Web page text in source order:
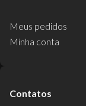
Meus pedidos
Minha conta
Contatos